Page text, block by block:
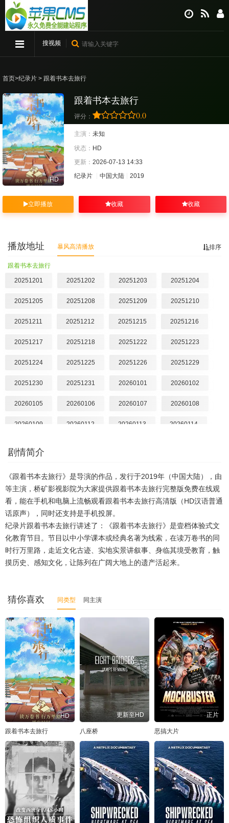
搜视频
首页>纪录片 > 跟着书本去旅行
HD
跟着书本去旅行
评分： 0.0
主演： 未知
状态： HD
更新： 2026-07-13 14:33
纪录片
中国大陆 2019
立即播放 收藏 收藏
排序
播放地址 暴风高清播放
跟着书本去旅行
20251201 20251202 20251203 20251204
20251205 20251208 20251209 20251210
20251211 20251212 20251215 20251216
20251217 20251218 20251222 20251223
20251224 20251225 20251226 20251229
20251230 20251231 20260101 20260102
20260105 20260106 20260107 20260108
20260109 20260112 20260113 20260114
20260127 20260128 20260129 20260130
20260202 20260203 20260204 20260205
20260206 20260209 20260210 20260211
20260212 20260213 20260216 20260217
20260218 20260219 20260220 20260223
20260303
20260306 20260309 20260311
20260312 20260313 20260317
20260318 20260319 20260320 20260325
20260326 20260327 20260330 20260331
20260401 20260402 20260403 20260406
20260407 20260408 20260410
20260413 20260414 20260415 20260416
20260417 20260420 20260421 20260422
20260423 20260424 20260427 20260428
20260429 20260430 20260504 20260505
剧情简介
《跟着书本去旅行》是导演的作品，发行于2019年（中国大陆），由
等主演，桥矿影视影院为大家提供跟着书本去旅行完整版免费在线观
看，能在手机和电脑上流畅观看跟着书本去旅行高清版（HD汉语普通
话原声），同时还支持是手机投屏。
纪录片跟着书本去旅行讲述了：《跟着书本去旅行》是壹档体验式文
化教育节目。节目以中小学课本或经典名著为线索，在读万卷书的同
时行万里路，走近文化古迹、实地实景讲叙事、身临其境受教育，触
摸历史、感知文化，让陈列在广阔大地上的遗产活起来。
猜你喜欢 同类型 同主演
HD
跟着书本去旅行
更新至HD
八座桥
正片
恶搞大片